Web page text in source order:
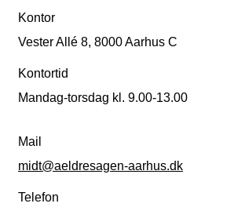
Kontor
Vester Allé 8, 8000 Aarhus C
Kontortid
Mandag-torsdag kl. 9.00-13.00
Mail
midt@aeldresagen-aarhus.dk
Telefon